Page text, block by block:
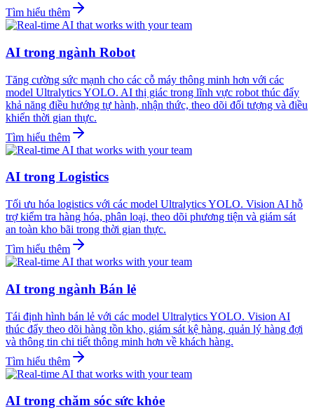
Tìm hiểu thêm
AI trong ngành Robot
Tăng cường sức mạnh cho các cỗ máy thông minh hơn với các
model Ultralytics YOLO. AI thị giác trong lĩnh vực robot thúc đẩy
khả năng điều hướng tự hành, nhận thức, theo dõi đối tượng và điều
khiển thời gian thực.
Tìm hiểu thêm
AI trong Logistics
Tối ưu hóa logistics với các model Ultralytics YOLO. Vision AI hỗ
trợ kiểm tra hàng hóa, phân loại, theo dõi phương tiện và giám sát
an toàn kho bãi trong thời gian thực.
Tìm hiểu thêm
AI trong ngành Bán lẻ
Tái định hình bán lẻ với các model Ultralytics YOLO. Vision AI
thúc đẩy theo dõi hàng tồn kho, giám sát kệ hàng, quản lý hàng đợi
và thông tin chi tiết thông minh hơn về khách hàng.
Tìm hiểu thêm
AI trong chăm sóc sức khỏe